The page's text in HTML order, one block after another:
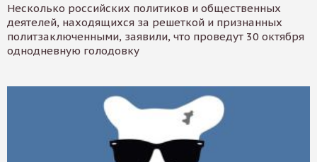
Несколько российских политиков и общественных
деятелей, находящихся за решеткой и признанных
политзаключенными, заявили, что проведут 30 октября
однодневную голодовку